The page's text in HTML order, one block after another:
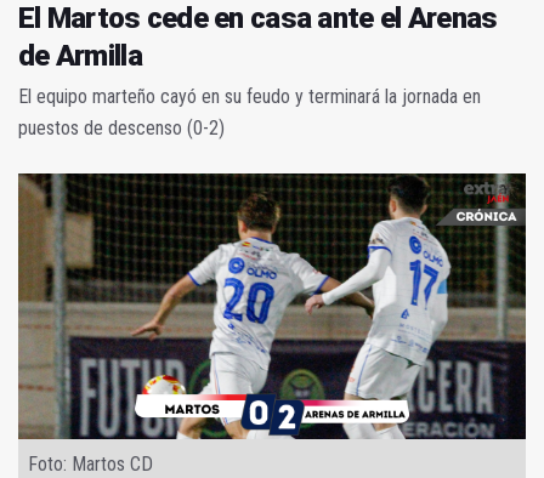
El Martos cede en casa ante el Arenas
de Armilla
El equipo marteño cayó en su feudo y terminará la jornada en
puestos de descenso (0-2)
Foto: Martos CD